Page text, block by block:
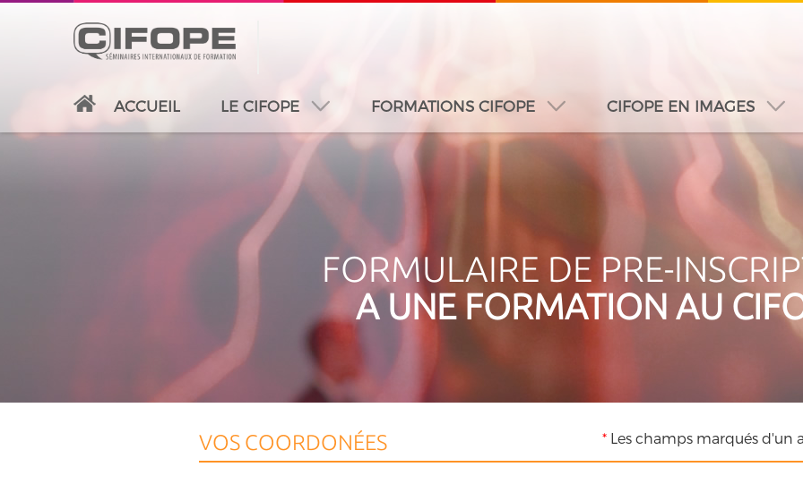
PARIS ABIDJAN ATLANTA CASABLANCA DUBAÏ DAKAR JEDDAH MONTREAL
ACCUEIL LE CIFOPE FORMATIONS CIFOPE CIFOPE EN IMAGES
FORMULAIRE DE PRE-
A UNE FORMATION AU
VOS COORDONÉES * Les champs marqués d'un